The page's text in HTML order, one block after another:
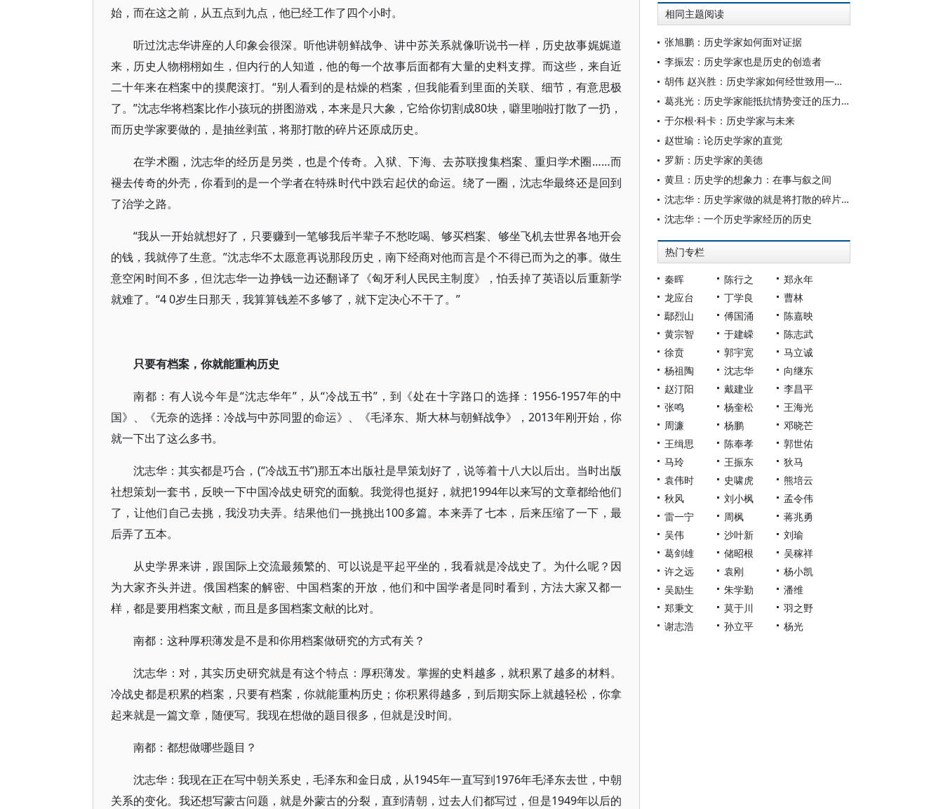
始，而在这之前，从五点到九点，他已经工作了四个小时。
听过沈志华讲座的人印象会很深。听他讲朝鲜战争、讲中苏关系就像听说书一样，历史故事娓娓道
来，历史人物栩栩如生，但内行的人知道，他的每一个故事后面都有大量的史料支撑。而这些，来自近
二十年来在档案中的摸爬滚打。“别人看到的是枯燥的档案，但我能看到里面的关联、细节，有意思极
了。”沈志华将档案比作小孩玩的拼图游戏，本来是只大象，它给你切割成80块，噼里啪啦打散了一扔，
而历史学家要做的，是抽丝剥茧，将那打散的碎片还原成历史。
在学术圈，沈志华的经历是另类，也是个传奇。入狱、下海、去苏联搜集档案、重归学术圈……而
褪去传奇的外壳，你看到的是一个学者在特殊时代中跌宕起伏的命运。绕了一圈，沈志华最终还是回到
了治学之路。
“我从一开始就想好了，只要赚到一笔够我后半辈子不愁吃喝、够买档案、够坐飞机去世界各地开会
的钱，我就停了生意。”沈志华不太愿意再说那段历史，南下经商对他而言是个不得已而为之的事。做生
意空闲时间不多，但沈志华一边挣钱一边还翻译了《匈牙利人民民主制度》，怕丢掉了英语以后重新学
就难了。“4 0岁生日那天，我算算钱差不多够了，就下定决心不干了。”
只要有档案，你就能重构历史
南都：有人说今年是“沈志华年”，从“冷战五书”，到《处在十字路口的选择：1956-1957年的中
国》、《无奈的选择：冷战与中苏同盟的命运》、《毛泽东、斯大林与朝鲜战争》，2013年刚开始，你
就一下出了这么多书。
沈志华：其实都是巧合，(“冷战五书”)那五本出版社是早策划好了，说等着十八大以后出。当时出版
社想策划一套书，反映一下中国冷战史研究的面貌。我觉得也挺好，就把1994年以来写的文章都给他们
了，让他们自己去挑，我没功夫弄。结果他们一挑挑出100多篇。本来弄了七本，后来压缩了一下，最
后弄了五本。
从史学界来讲，跟国际上交流最频繁的、可以说是平起平坐的，我看就是冷战史了。为什么呢？因
为大家齐头并进。俄国档案的解密、中国档案的开放，他们和中国学者是同时看到，方法大家又都一
样，都是要用档案文献，而且是多国档案文献的比对。
南都：这种厚积薄发是不是和你用档案做研究的方式有关？
沈志华：对，其实历史研究就是有这个特点：厚积薄发。掌握的史料越多，就积累了越多的材料。
冷战史都是积累的档案，只要有档案，你就能重构历史；你积累得越多，到后期实际上就越轻松，你拿
起来就是一篇文章，随便写。我现在想做的题目很多，但就是没时间。
南都：都想做哪些题目？
沈志华：我现在正在写中朝关系史，毛泽东和金日成，从1945年一直写到1976年毛泽东去世，中朝
关系的变化。我还想写蒙古问题，就是外蒙古的分裂，直到清朝，过去人们都写过，但是1949年以后的
相同主题阅读
张旭鹏：历史学家如何面对证据
李振宏：历史学家也是历史的创造者
胡伟 赵兴胜：历史学家如何经世致用——郑天挺的经验与意义
葛兆光：历史学家能抵抗情势变迁的压力吗？
于尔根·科卡：历史学家与未来
赵世瑜：论历史学家的直觉
罗新：历史学家的美德
黄旦：历史学的想象力：在事与叙之间
沈志华：历史学家做的就是将打散的碎片还原
沈志华：一个历史学家经历的历史
热门专栏
秦晖 陈行之
郑永年
龙应台
丁学良
曹林
鄢烈山
傅国涌
陈嘉映
黄宗智
于建嵘
陈志武
徐贲
郭宇宽
马立诚
杨祖陶
沈志华
向继东
赵汀阳
戴建业
李昌平
张鸣
杨奎松
王海光
周濂
杨鹏
邓晓芒
王缉思
陈奉孝
郭世佑
马玲
王振东
狄马
袁伟时
史啸虎
熊培云
秋风
刘小枫
孟令伟
雷一宁
周枫
蒋兆勇
吴伟
沙叶新
刘瑜
葛剑雄
储昭根
吴稼祥
许之远
袁刚
杨小凯
吴励生
朱学勤
潘维
郑秉文
莫于川
羽之野
谢志浩
孙立平 杨光